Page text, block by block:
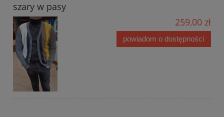
szary w pasy
259,00 zł
powiadom o dostępności